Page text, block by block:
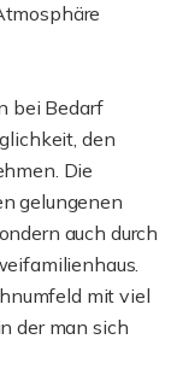
bei Bedarf
den
Die
gelungenen
auch durch
mit viel
der man sich